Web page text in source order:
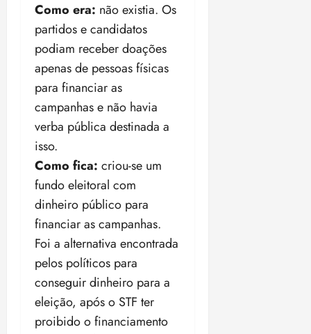
Como era: não existia. Os
partidos e candidatos
podiam receber doações
apenas de pessoas físicas
para financiar as
campanhas e não havia
verba pública destinada a
isso.
Como fica: criou-se um
fundo eleitoral com
dinheiro público para
financiar as campanhas.
Foi a alternativa encontrada
pelos políticos para
conseguir dinheiro para a
eleição, após o STF ter
proibido o financiamento